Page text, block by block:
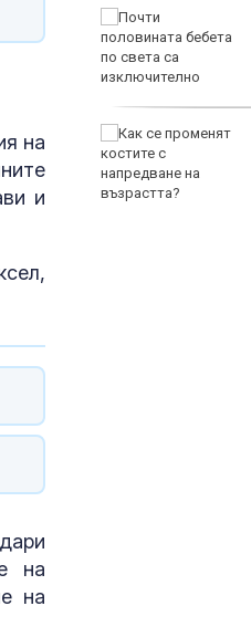
на
и
на
на
на
ФСБ